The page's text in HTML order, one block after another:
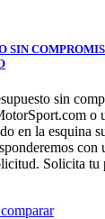
SIN
sin
o
en la esquina
con
Solicita tu